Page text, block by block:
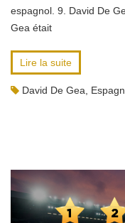
espagnol. 9. David De
Gea était
Lire la suite
David De Gea